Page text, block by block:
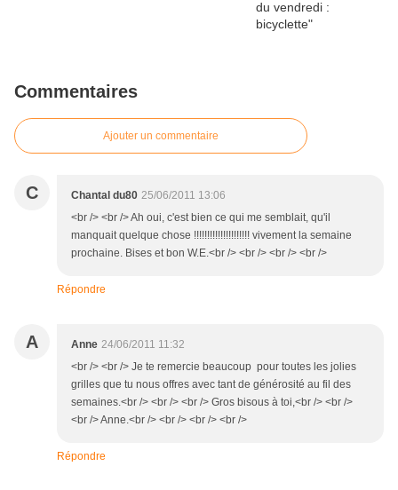
Commentaires
Ajouter un commentaire
C Chantal du80 25/06/2011 13:06
<br /> <br /> Ah oui, c'est bien ce qui me semblait, qu'il
manquait quelque chose !!!!!!!!!!!!!!!!!!!!! vivement la semaine
prochaine. Bises et bon W.E.<br /> <br /> <br /> <br />
Répondre
A Anne 24/06/2011 11:32
<br /> <br /> Je te remercie beaucoup pour toutes les jolies
grilles que tu nous offres avec tant de générosité au fil des
semaines.<br /> <br /> <br /> Gros bisous à toi,<br /> <br />
<br /> Anne.<br /> <br /> <br /> <br />
Répondre